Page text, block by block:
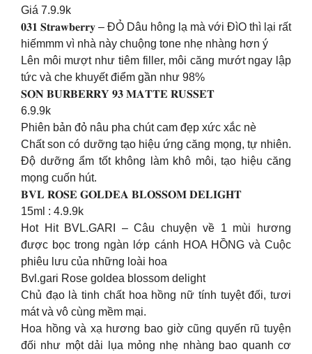
Giá 7.9.9k
𝟎𝟑𝟏 𝐒𝐭𝐫𝐚𝐰𝐛𝐞𝐫𝐫𝐲 – ĐỎ Dâu hông lạ mà với ĐìO thì lại rất
hiếmmm vì nhà này chuộng tone nhẹ nhàng hơn ý
Lên môi mượt như tiêm filler, môi căng mướt ngay lập
tức và che khuyết điểm gần như 98%
𝐒𝐎𝐍 𝐁𝐔𝐑𝐁𝐄𝐑𝐑𝐘 𝟗𝟑 𝐌𝐀𝐓𝐓𝐄 𝐑𝐔𝐒𝐒𝐄𝐓
6.9.9k
Phiên bản đỏ nâu pha chút cam đẹp xức xắc nè
Chất son có dưỡng tạo hiệu ứng căng mọng, tự nhiên.
Độ dưỡng ẩm tốt không làm khô môi, tạo hiệu căng
mọng cuốn hút.
𝐁𝐕𝐋 𝐑𝐎𝐒𝐄 𝐆𝐎𝐋𝐃𝐄𝐀 𝐁𝐋𝐎𝐒𝐒𝐎𝐌 𝐃𝐄𝐋𝐈𝐆𝐇𝐓
15ml : 4.9.9k
Hot Hit BVL.GARI – Câu chuyện về 1 mùi hương
được bọc trong ngàn lớp cánh HOA HỒNG và Cuộc
phiêu lưu của những loài hoa
Bvl.gari Rose goldea blossom delight
Chủ đạo là tinh chất hoa hồng nữ tính tuyệt đối, tươi
mát và vô cùng mềm mại.
Hoa hồng và xạ hương bao giờ cũng quyến rũ tuyện
đối như một dải lụa mỏng nhẹ nhàng bao quanh cơ